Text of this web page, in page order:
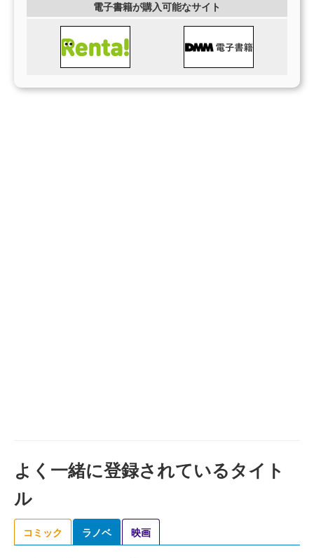
電子書籍が購入可能なサイト
よく一緒に登録されているタイト
ル
コミック ラノベ 映画